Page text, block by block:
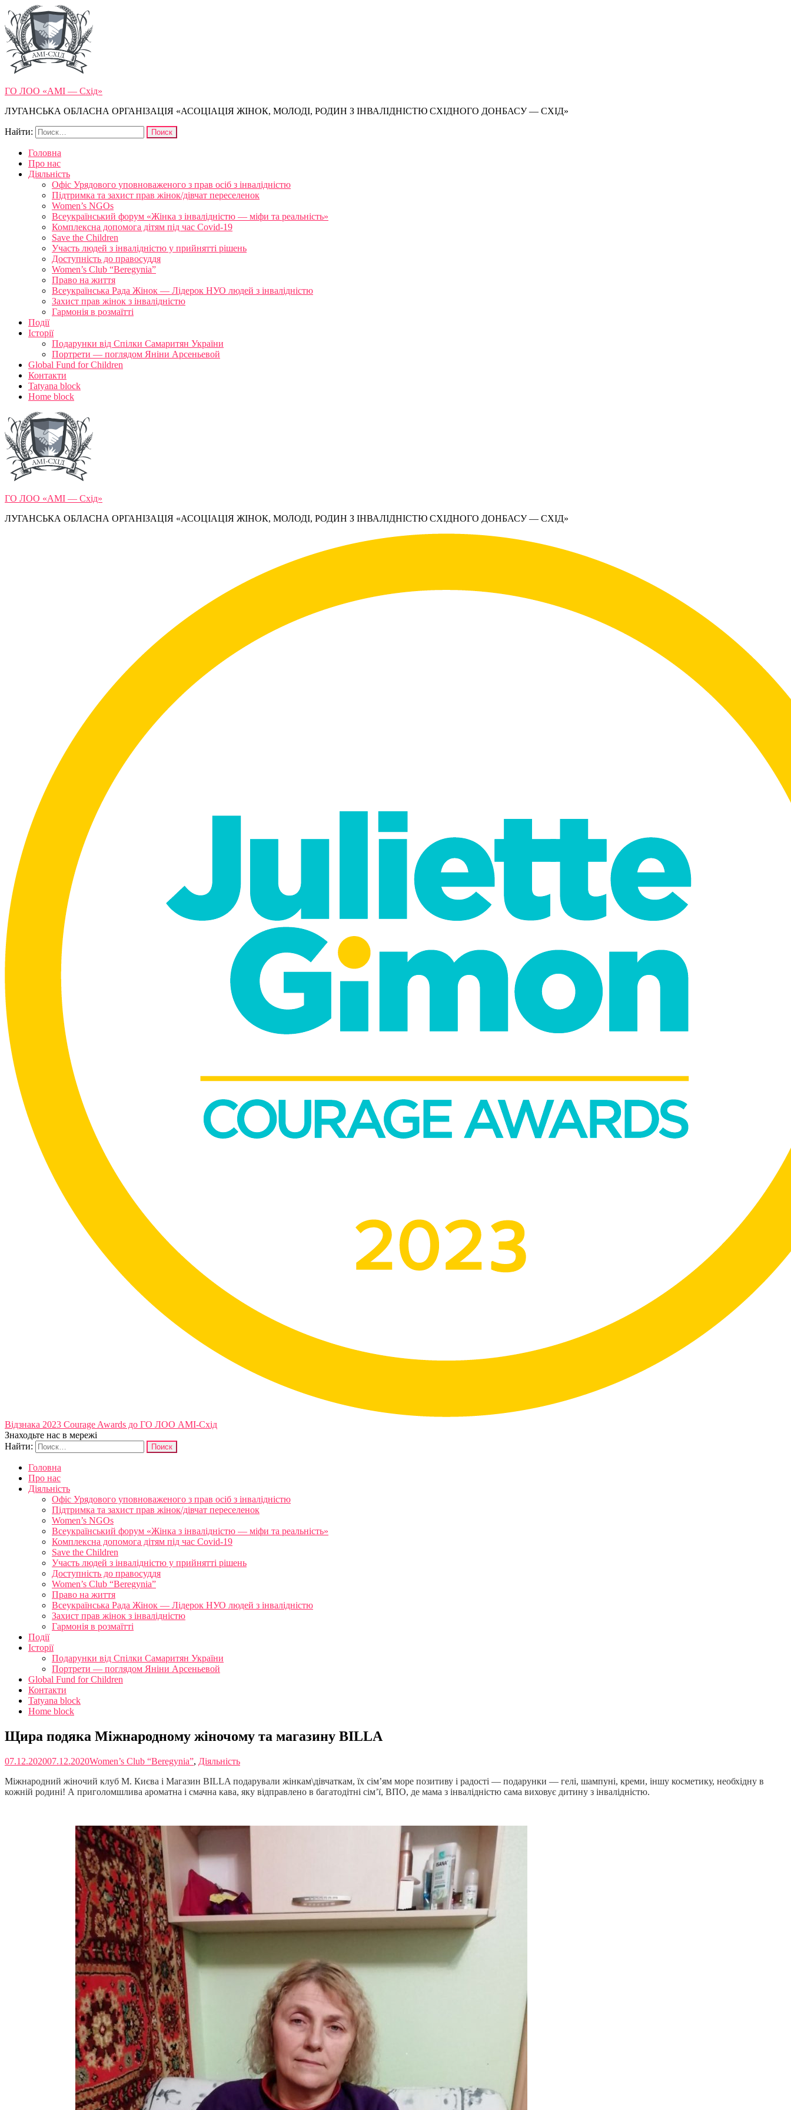
ГО ЛОО «АМІ — Схід»
ЛУГАНСЬКА ОБЛАСНА ОРГАНІЗАЦІЯ «АСОЦІАЦІЯ ЖІНОК, МОЛОДІ, РОДИН З ІНВАЛІДНІСТЮ СХІДНОГО ДОНБАСУ — СХІД»
Найти:
Головна
Про нас
Діяльність
Офіс Урядового уповноваженого з прав осіб з інвалідністю
Підтримка та захист прав жінок/дівчат переселенок
Women’s NGOs
Всеукраїнський форум «Жінка з інвалідністю — міфи та реальність»
Комплексна допомога дітям під час Covid-19
Save the Children
Участь людей з інвалідністю у прийнятті рішень
Доступність до правосуддя
Women’s Club “Beregynia”
Право на життя
Всеукраїнська Рада Жінок — Лідерок НУО людей з інвалідністю
Захист прав жінок з інвалідністю
Гармонія в розмаїтті
Події
Історії
Подарунки від Спілки Самаритян України
Портрети — поглядом Яніни Арсеньевой
Global Fund for Children
Контакти
Tatyana block
Home block
ГО ЛОО «АМІ — Схід»
ЛУГАНСЬКА ОБЛАСНА ОРГАНІЗАЦІЯ «АСОЦІАЦІЯ ЖІНОК, МОЛОДІ, РОДИН З ІНВАЛІДНІСТЮ СХІДНОГО ДОНБАСУ — СХІД»
Відзнака 2023 Courage Awards до ГО ЛОО АМІ-Схід
Знаходьте нас в мережі
Найти:
Головна
Про нас
Діяльність
Офіс Урядового уповноваженого з прав осіб з інвалідністю
Підтримка та захист прав жінок/дівчат переселенок
Women’s NGOs
Всеукраїнський форум «Жінка з інвалідністю — міфи та реальність»
Комплексна допомога дітям під час Covid-19
Save the Children
Участь людей з інвалідністю у прийнятті рішень
Доступність до правосуддя
Women’s Club “Beregynia”
Право на життя
Всеукраїнська Рада Жінок — Лідерок НУО людей з інвалідністю
Захист прав жінок з інвалідністю
Гармонія в розмаїтті
Події
Історії
Подарунки від Спілки Самаритян України
Портрети — поглядом Яніни Арсеньевой
Global Fund for Children
Контакти
Tatyana block
Home block
Щира подяка Міжнародному жіночому та магазину BILLA
07.12.202007.12.2020Women’s Club “Beregynia”, Діяльність
Міжнародний жіночий клуб М. Києва і Магазин BILLA подарували жінкам\дівчаткам, їх сім’ям море позитиву і радості — подарунки — гелі, шампуні, креми, іншу косметику, необхідну в
кожній родині! А приголомшлива ароматна і смачна кава, яку відправлено в багатодітні сім’ї, ВПО, де мама з інвалідністю сама виховує дитину з інвалідністю.